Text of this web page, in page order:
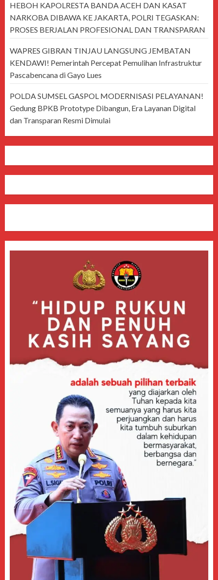
HEBOH KAPOLRESTA BANDA ACEH DAN KASAT
NARKOBA DIBAWA KE JAKARTA, POLRI TEGASKAN:
PROSES BERJALAN PROFESIONAL DAN TRANSPARAN
WAPRES GIBRAN TINJAU LANGSUNG JEMBATAN
KENDAWI! Pemerintah Percepat Pemulihan Infrastruktur
Pascabencana di Gayo Lues
POLDA SUMSEL GASPOL MODERNISASI PELAYANAN!
Gedung BPKB Prototype Dibangun, Era Layanan Digital
dan Transparan Resmi Dimulai